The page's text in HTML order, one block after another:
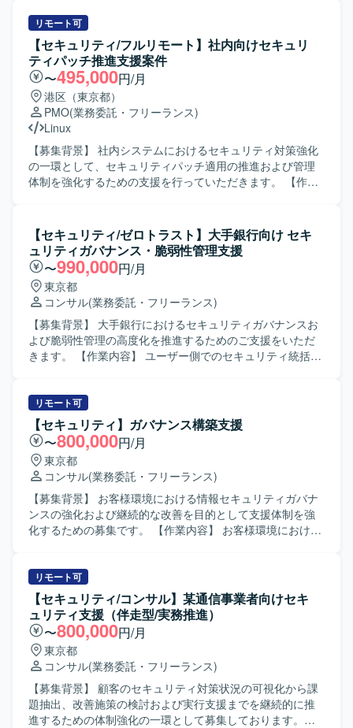
ント管理など幅広いITインフラ領域に携われるため、技
術・知見の幅を広げられる環境です。また、新規サービス
の技術検証や既存サービスの高度化といった戦略的なテー
マにも関与できるため、企画・検証から実務まで一貫した
経験を積むことができます。 【開発環境】 Active Directory
/ Entra ID、Microsoft365、Google Workspace、WAN / LAN
/ VPN、PCキッティング、MDM（Intune, Jamf 等）、
EDR、ゼロタッチデプロイメント（Autopilot, Apple DEP
等）、Windows / Linuxサーバ、Azure、AWS、各種セキュ
リティソリューション、iPaaS、RPAなどを活用したITイン
フラ環境です。
ルギー量が高く前のめりで取り組める方を求めておりま
す。指示待ちではなく自ら課題を見つけて動き、不明点や
懸念点を早い段階で共有できる方を歓迎いたします。コミ
ュニケーション量が多くレスポンスが早い方、リモート環
境でも進捗や考えを適切に共有できる方、プロジェクトや
チームの成果にコミットできる方を想定しています。設計
と実装の両方に向き合い、異なる専門性を持つ関係者と建
設的に合意形成できる方、既存システムや過去の意思決定
の背景を理解しつつ現実的な改善案を考えられる方を求め
ております。金融や暗号資産領域を主体的に学ぶ意思があ
り、ブロックチェーンに興味と覚悟を持って向き合える方
品質、セキュリティ、性能、信頼性が求められる本番開発
に携わっていただけます。多くのユーザーや資産を扱う大
規模サービスの開発経験を積み、複雑な既存システムを踏
まえた設計や改善に関与できる環境です。設計や技術選定
など上流工程への関与が可能で、バックエンドエンジニア
として専門性を高めながら、FinTechやWeb3領域に本気で
踏み込んでいただけます。テックリードやアーキテクトに
近い役割を経験でき、実装だけでなくプロジェクトやチー
ム全体に影響を与えられるポジションです。金融、暗号資
中心としたサーバーサイド開発を行っております。RESTful
APIやWebSocketを用いた各種サービスや外部システムとの
連携、PostgreSQLやMySQL、Redis等のデータベースを利
用した開発を行います。クラウド環境やコンテナ環境上で
システムを構築し、GitHub等を用いた開発管理を行ってお
ります。生成AIを含む各種開発ツールも活用しながら開発
を進めております。
いただきます。ログ分析や不審通信の検知、再発防止策の
立案と実装を実施していただきます。あわせて、脆弱性診
断と対策、アクセス制御や認証の見直し、インシデント検
知および通知体制の再構築を行っていただきます。運用・
保守の引き継ぎとして、環境構築手順書を基にした業務移
管や運用ドキュメントの整備・更新にも携わっていただき
ます。 【求める人物像】 セキュリティ分野に強い関心を持
ち、主体的に課題を発見し改善策を提案・実行していただ
ける方を求めています。関係者と連携しながら、インシデ
ント対応や運用標準化を着実に推進していただける方が望
ましいです。 【ポジションの魅力】 クラウド環境やデータ
運用標準化まで一連のプロセスを経験していただけます。
セキュリティ体制の強化や運用の脱属人化に直接貢献でき
る環境です。 【開発環境】 対象システムは Oracle Cloud
Infrastructure（OCI）、PostgreSQL、DNS となっておりま
す。インシデント対応、ログ分析、脆弱性診断、アクセス
制御の見直し、検知および通知体制の再構築、運用移管や
ドキュメント整備といった業務に取り組んでいただきま
す。
リモート可
【セキュリティ/フルリモート】社内向けセキュリ
ティパッチ推進支援案件
〜495,000円/月
港区（東京都）
PMO(業務委託・フリーランス)
Linux
【募集背景】 社内システムにおけるセキュリティ対策強化
の一環として、セキュリティパッチ適用の推進および管理
体制を強化するための支援を行っていただきます。 【作業
す。また、パッチ適用に関する問い合わせ対応や、関係部
署との調整、進捗管理、データ集計などを担当していただ
きます。リーダー格の方には、メンバーの取りまとめや課
題管理、状況の可視化資料の作成などもお任せいたしま
す。 【求める人物像】 関係部署と円滑にコミュニケーショ
ンを取りながら、課題を整理し主体的に推進いただける方
を求めております。セキュリティパッチや脆弱性に関する
基本的な理解を持ち、状況に応じて柔軟に調整や改善提案
ができる方が望ましいです。 【ポジションの魅力】 社内全
きます。多くの部署との連携を通じて、マネジメントスキ
ルやコミュニケーションスキルを高められるポジションで
す。 【開発環境】 GoogleスプレッドシートおよびGoogle
スライドを用いた情報整理・資料作成、Windowsおよび
Linux環境でのセキュリティパッチ関連業務を行っていただ
きます。
【セキュリティ/ゼロトラスト】大手銀行向け セキ
ュリティガバナンス・脆弱性管理支援
〜990,000円/月
東京都
コンサル(業務委託・フリーランス)
【募集背景】 大手銀行におけるセキュリティガバナンスお
よび脆弱性管理の高度化を推進するためのご支援をいただ
きます。 【作業内容】 ユーザー側でのセキュリティ統括お
理、キーマンへの報告を行っていただきます。金融庁通達
に基づく対応方針策定、要件定義および現行規定・環境と
のギャップ分析を実施していただきます。次期セキュリテ
ィ基準および中長期ロードマップ策定、脆弱性管理体制お
よびプロセスの構築・運用をご担当いただきます。AIリス
クを踏まえた新たな管理プロセス設計、インシデント検
知・報告・対処フローの整備および初期運用立上げ、ガバ
ナンス策定およびゼロトラスト対応、セキュリティアーキ
テクチャ設計および方針策定、AIガバナンスを踏まえたセ
門性をお持ちで、関係部門との調整や合意形成を主体的に
推進いただける方を求めています。AIリスクやAIガバナンス
を含む新たな領域にも前向きに取り組み、中長期的な視点
でセキュリティ基準やロードマップ策定に関与いただける
方が望ましいです。 【ポジションの魅力】 大手銀行を対象
に、セキュリティガバナンスやゼロトラスト対応、AIガバ
ナンスなど先進的なテーマに包括的に関わることができま
す。金融庁通達を踏まえた方針策定から、インシデント対
応プロセスや脆弱性管理体制の構築まで、上流工程から運
用立上げまで一貫して携わることができるポジションで
リモート可
【セキュリティ】ガバナンス構築支援
〜800,000円/月
東京都
コンサル(業務委託・フリーランス)
【募集背景】 お客様環境における情報セキュリティガバナ
ンスの強化および継続的な改善を目的として支援体制を強
化するための募集です。 【作業内容】 お客様環境における
の作成を行います。 また、顧客のISMS認証の維持および新
規取得に向けた支援を実施いたします。 さらに、情報セキ
ュリティ部門およびサイバーセキュリティ部門に対して、
ルールや基準の作成・改善などの運用改善支援を行ってい
ただきます。 【求める人物像】 ガバナンス構築に主体的に
取り組み、顧客とコミュニケーションを取りながら提案や
改善を推進できる方を求めています。 論理的な説明やドキ
ュメント作成が得意で、セキュリティフレームワークを踏
まえて柔軟に対応いただける方が望ましいです。 【ポジシ
ョンの魅力】 複数のセキュリティフレームワークを活用し
リモート可
【セキュリティ/コンサル】某通信事業者向けセキ
ュリティ支援（伴走型/実務推進）
〜800,000円/月
東京都
コンサル(業務委託・フリーランス)
【募集背景】 顧客のセキュリティ対策状況の可視化から課
題抽出、改善施策の検討および実行支援までを継続的に推
進するための体制強化の一環として募集しております。